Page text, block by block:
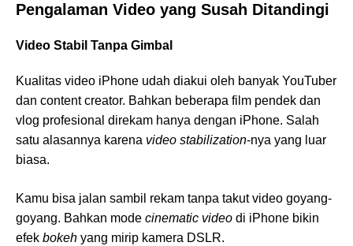
Pengalaman Video yang Susah Ditandingi
Video Stabil Tanpa Gimbal
Kualitas video iPhone udah diakui oleh banyak YouTuber
dan content creator. Bahkan beberapa film pendek dan
vlog profesional direkam hanya dengan iPhone. Salah
satu alasannya karena video stabilization-nya yang luar
biasa.
Kamu bisa jalan sambil rekam tanpa takut video goyang-
goyang. Bahkan mode cinematic video di iPhone bikin
efek bokeh yang mirip kamera DSLR.